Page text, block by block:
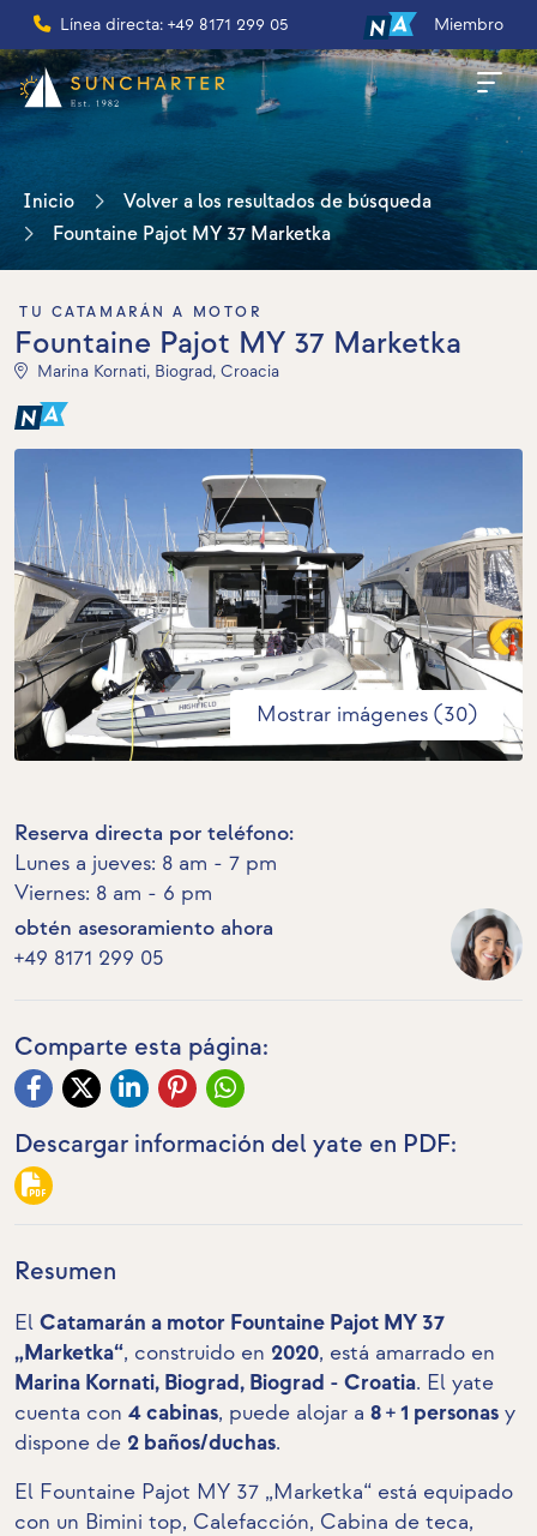
Línea directa: +49 8171 299 05 Miembro
Inicio
Volver a los resultados de búsqueda
Fountaine Pajot MY 37 Marketka
TU CATAMARÁN A MOTOR
Fountaine Pajot MY 37 Marketka
Marina Kornati, Biograd, Croacia
Mostrar imágenes (30)
Reserva directa por teléfono:
Lunes a jueves: 8 am - 7 pm
Viernes: 8 am - 6 pm
obtén asesoramiento ahora
+49 8171 299 05
Comparte esta página:
Descargar información del yate en PDF:
Resumen
El Catamarán a motor Fountaine Pajot MY 37
„Marketka“, construido en 2020, está amarrado en
Marina Kornati, Biograd, Biograd - Croatia. El yate
cuenta con 4 cabinas, puede alojar a 8 + 1 personas y
dispone de 2 baños/duchas.
El Fountaine Pajot MY 37 „Marketka“ está equipado
con un Bimini top, Calefacción, Cabina de teca,